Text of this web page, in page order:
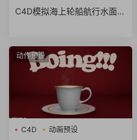
C4D模拟海上轮船航行水面涡
动作预设
C4D 动画预设